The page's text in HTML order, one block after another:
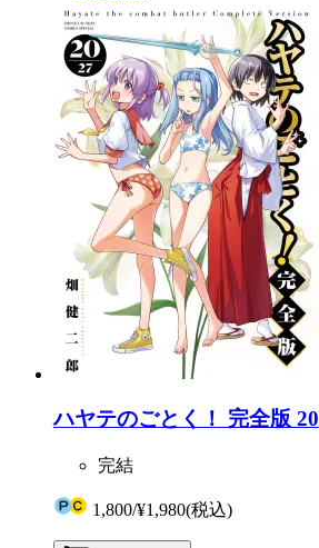
ハヤテのごとく！ 完全版 20
完結
1,800/¥1,980(税込)